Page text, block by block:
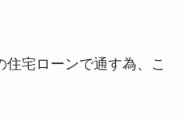
宅ローンで通す為、こ